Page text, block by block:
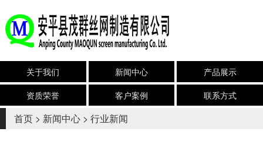
关于我们 新闻中心
产品展示
资质荣誉
客户案例 联系方式
首页 > 新闻中心 > 行业新闻